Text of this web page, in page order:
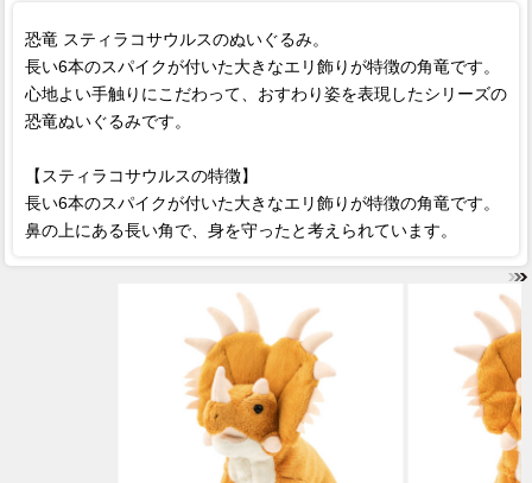
恐竜 スティラコサウルスのぬいぐるみ。
長い6本のスパイクが付いた大きなエリ飾りが特徴の角竜です。
心地よい手触りにこだわって、おすわり姿を表現したシリーズの
恐竜ぬいぐるみです。
【スティラコサウルスの特徴】
長い6本のスパイクが付いた大きなエリ飾りが特徴の角竜です。
鼻の上にある長い角で、身を守ったと考えられています。